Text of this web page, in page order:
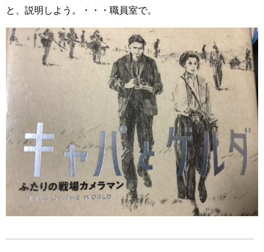
と、説明しよう。・・・職員室で。